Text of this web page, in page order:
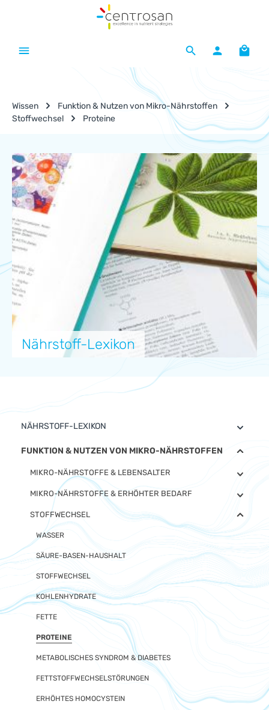
Zum Hauptinhalt springen
Wissen
Funktion & Nutzen von Mikro-Nährstoffen
Stoffwechsel
Proteine
Nährstoff-Lexikon
Nährstoff-Lexikon
NÄHRSTOFF-LEXIKON
FUNKTION & NUTZEN VON MIKRO-NÄHRSTOFFEN
MIKRO-NÄHRSTOFFE & LEBENSALTER
MIKRO-NÄHRSTOFFE & ERHÖHTER BEDARF
STOFFWECHSEL
WASSER
SÄURE-BASEN-HAUSHALT
STOFFWECHSEL
KOHLENHYDRATE
FETTE
PROTEINE
METABOLISCHES SYNDROM & DIABETES
FETTSTOFFWECHSELSTÖRUNGEN
ERHÖHTES HOMOCYSTEIN